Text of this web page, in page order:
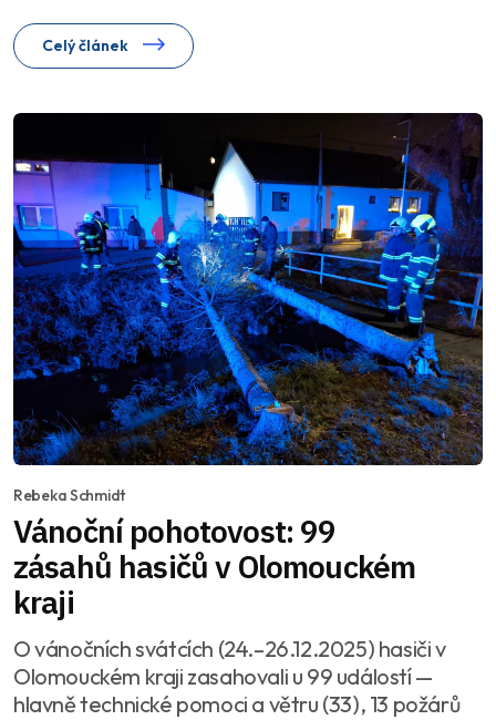
Celý článek
Rebeka Schmidt
Vánoční pohotovost: 99
zásahů hasičů v Olomouckém
kraji
O vánočních svátcích (24.–26.12.2025) hasiči v
Olomouckém kraji zasahovali u 99 událostí —
hlavně technické pomoci a větru (33), 13 požárů